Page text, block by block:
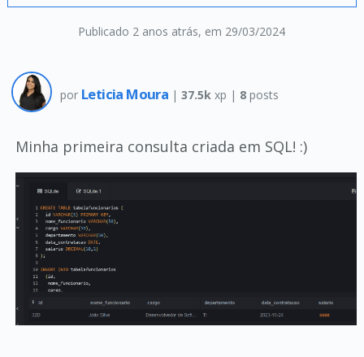
Publicado 2 anos atrás, em 29/03/2024
por Leticia Moura | 37.5k xp | 8posts
Minha primeira consulta criada em SQL! :)